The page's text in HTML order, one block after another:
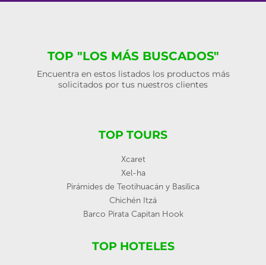
TOP "LOS MÁS BUSCADOS"
Encuentra en estos listados los productos más
solicitados por tus nuestros clientes
TOP TOURS
Xcaret
Xel-ha
Pirámides de Teotihuacán y Basílica
Chichén Itzá
Barco Pirata Capitan Hook
TOP HOTELES